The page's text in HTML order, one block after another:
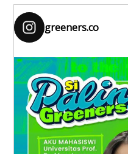
greeners.co